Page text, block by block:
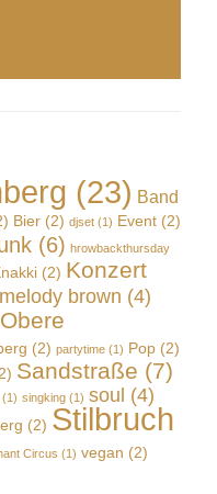
(23) Band
Bier (2) djset (1) Event (2)
(6) hrowbackthursday
(2) Konzert
melody brown (4)
Obere
(2) partytime (1) Pop (2)
Sandstraße (7)
(1) singking (1) soul (4)
(2) Stilbruch
Circus (1) vegan (2)